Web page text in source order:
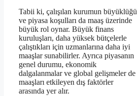
Tabii ki, çalışılan kurumun büyüklüğü
ve piyasa koşulları da maaş üzerinde
büyük rol oynar. Büyük finans
kuruluşları, daha yüksek bütçelerle
çalıştıkları için uzmanlarına daha iyi
maaşlar sunabilirler. Ayrıca piyasanın
genel durumu, ekonomik
dalgalanmalar ve global gelişmeler de
maaşları etkileyen dış faktörler
arasında yer alır.